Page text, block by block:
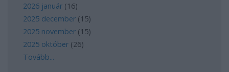
2026 január (16)
2025 december (15)
2025 november (15)
2025 október (26)
Tovább...